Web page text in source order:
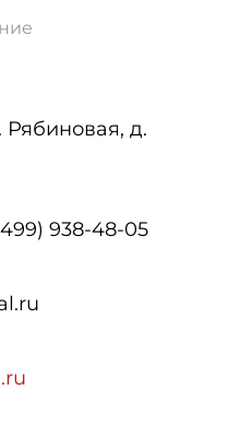
Рябиновая, д.
938-48-05